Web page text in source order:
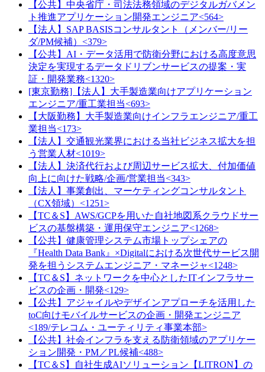
【公共】中央省庁・司法法務領域のデジタルガバメン
ト推進アプリケーション開発エンジニア<564>
【法人】SAP BASISコンサルタント（メンバー/リー
ダ/PM候補）<379>
【公共】AI・データ活用で防衛分野における高度意思
決定を実現するデータドリブンサービスの提案・実
証・開発業務<1320>
[東京勤務]【法人】大手製造業向けアプリケーション
エンジニア/重工業担当<693>
【大阪勤務】大手製造業向けインフラエンジニア/重工
業担当<173>
【法人】交通観光業界における当社ビジネス拡大を担
う営業人材<1019>
【法人】決済代行および周辺サービス拡大、付加価値
向上に向けた戦略/企画/営業担当<343>
【法人】事業創出、マーケティングコンサルタント
（CX領域）<1251>
【TC＆S】AWS/GCPを用いた自社地図系クラウドサー
ビスの基盤構築・運用保守エンジニア<1268>
【公共】健康管理システム市場トップシェアの
『Health Data Bank』×Digitalにおける次世代サービス開
発を担うシステムエンジニア・マネージャ<1248>
【TC＆S】ネットワークを中心としたITインフラサー
ビスの企画・開発<129>
【公共】アジャイルやデザインアプローチを活用した
toC向けモバイルサービスの企画・開発エンジニア
<189/テレコム・ユーティリティ事業本部>
【公共】社会インフラを支える防衛領域のアプリケー
ション開発・PM／PL候補<488>
【TC＆S】自社生成AIソリューション【LITRON】の